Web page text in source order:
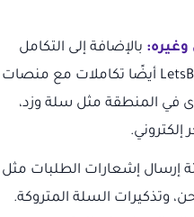
بالإضافة إلى التكامل
القوي مع ووكومرس، تدعم LetsBot أيضًا تكاملات مع منصات
في المنطقة مثل سلة وزد،
إلكتروني.
إرسال إشعارات الطلبات مثل
وتذكيرات السلة المتروكة.